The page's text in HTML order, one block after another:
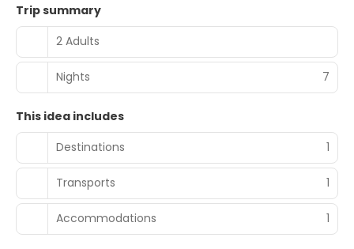
Trip summary
2 Adults
Nights 7
This idea includes
Destinations
1
Transports 1
Accommodations 1